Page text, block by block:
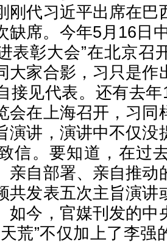
刚代习近平出席在巴
缺席。今年5月16日
表彰大会”在北京召
大家合影，习只是作
接见代表。还有去
会在上海召开，习同
演讲，演讲中不仅没
信。要知道，在过
亲自部署、亲自推动
共发表五次主旨演讲
如今，官媒刊发的中
荒”不仅加上了李强